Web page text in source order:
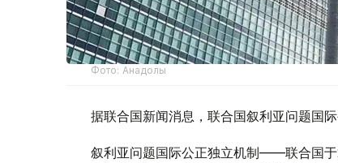
Фото: Анадолы
据联合国新闻消息，联合国叙利亚问题国
叙利亚问题国际公正独立机制——联合国